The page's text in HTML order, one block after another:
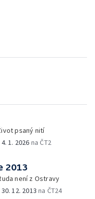
psaný nití
4. 1. 2026 na ČT2
2013
není z Ostravy
30. 12. 2013 na ČT24